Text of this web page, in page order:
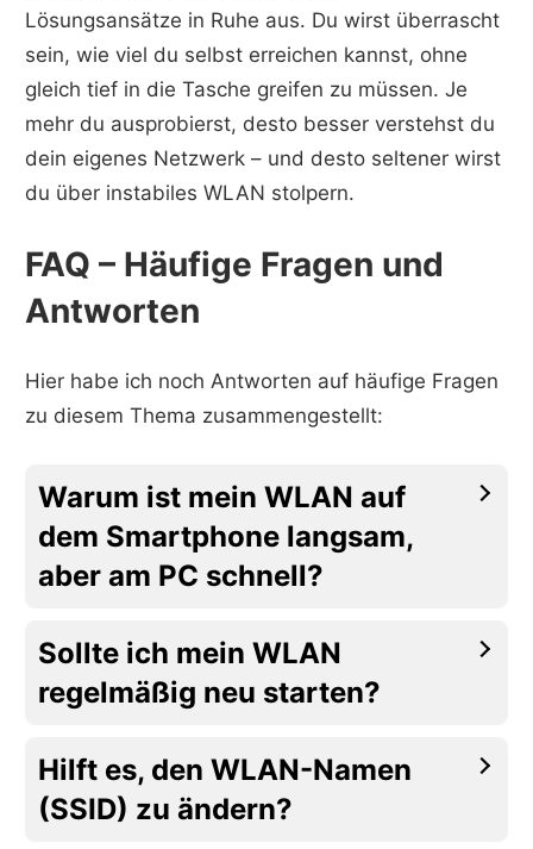
Lösungsansätze in Ruhe aus. Du wirst überrascht
sein, wie viel du selbst erreichen kannst, ohne
gleich tief in die Tasche greifen zu müssen. Je
mehr du ausprobierst, desto besser verstehst du
dein eigenes Netzwerk – und desto seltener wirst
du über instabiles WLAN stolpern.
FAQ – Häufige Fragen und
Antworten
Hier habe ich noch Antworten auf häufige Fragen
zu diesem Thema zusammengestellt:
Warum ist mein WLAN auf
dem Smartphone langsam,
aber am PC schnell?
Sollte ich mein WLAN
regelmäßig neu starten?
Hilft es, den WLAN-Namen
(SSID) zu ändern?